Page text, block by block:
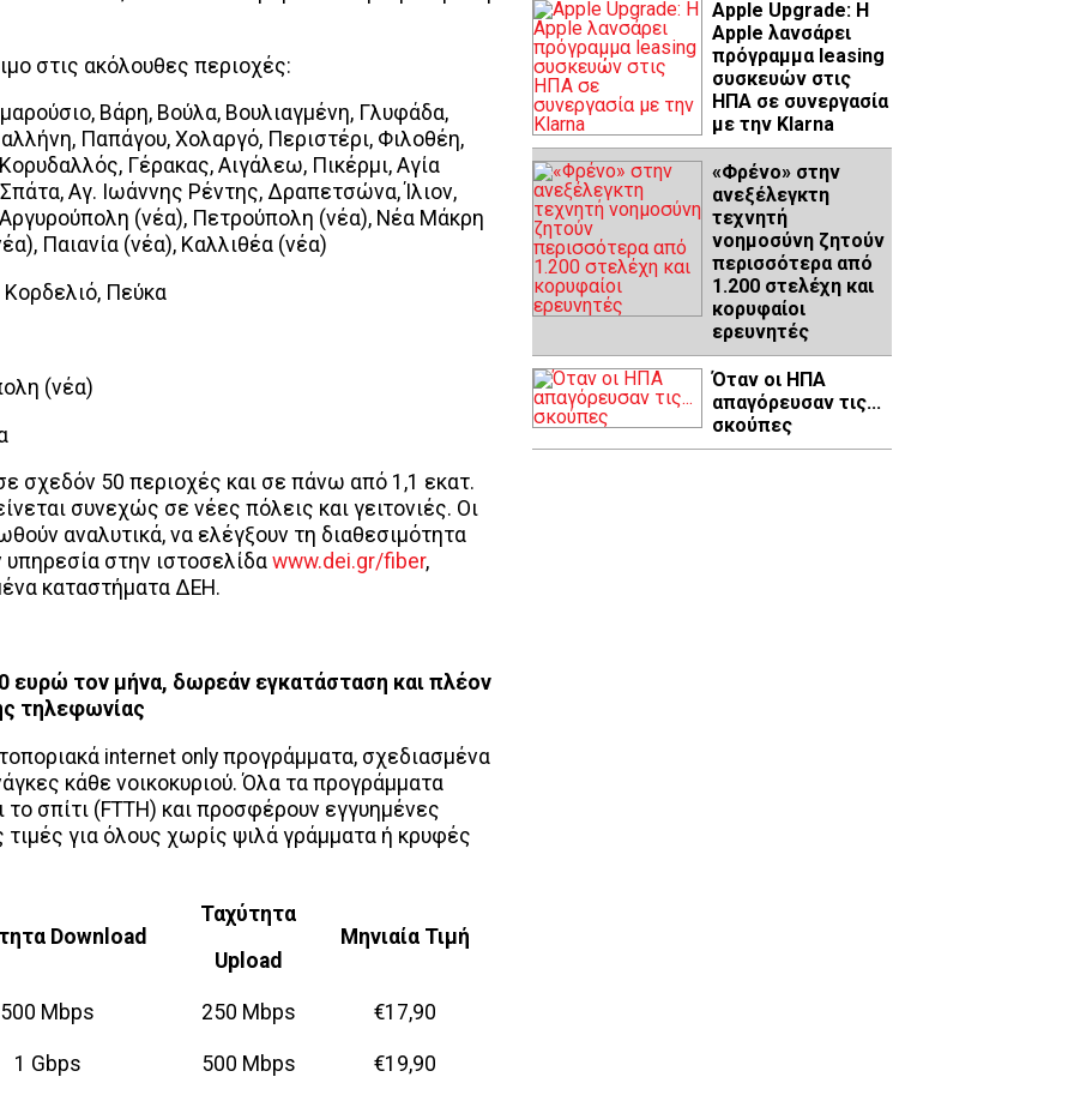
στις ακόλουθες περιοχές:
Βάρη, Βούλα, Βουλιαγμένη, Γλυφάδα,
Παπάγου, Χολαργό, Περιστέρι, Φιλοθέη,
Γέρακας, Αιγάλεω, Πικέρμι, Αγία
Αγ. Ιωάννης Ρέντης, Δραπετσώνα, Ίλιον,
(νέα), Πετρούπολη (νέα), Νέα Μάκρη
Παιανία (νέα), Καλλιθέα (νέα)
Πεύκα
(νέα)
σχεδόν 50 περιοχές και σε πάνω από 1,1 εκατ.
συνεχώς σε νέες πόλεις και γειτονιές. Οι
αναλυτικά, να ελέγξουν τη διαθεσιμότητα
στην ιστοσελίδα www.dei.gr/fiber,
καταστήματα ΔΕΗ.
ευρώ τον μήνα, δωρεάν εγκατάσταση και πλέον
τηλεφωνίας
internet only προγράμματα, σχεδιασμένα
κάθε νοικοκυριού. Όλα τα προγράμματα
το σπίτι (FTTH) και προσφέρουν εγγυημένες
για όλους χωρίς ψιλά γράμματα ή κρυφές
Download
Ταχύτητα
Upload
Μηνιαία Τιμή
500 Mbps 250 Mbps €17,90
1 Gbps 500 Mbps €19,90
Apple Upgrade: Η
Apple λανσάρει
πρόγραμμα leasing
συσκευών στις
ΗΠΑ σε συνεργασία
με την Klarna
«Φρένο» στην
ανεξέλεγκτη
τεχνητή
νοημοσύνη ζητούν
περισσότερα από
1.200 στελέχη και
κορυφαίοι
ερευνητές
Όταν οι ΗΠΑ
απαγόρευσαν τις...
σκούπες